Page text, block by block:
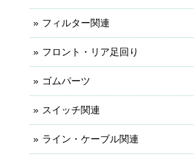
フィルター関連
フロント・リア足回り
ゴムパーツ
スイッチ関連
ライン・ケーブル関連